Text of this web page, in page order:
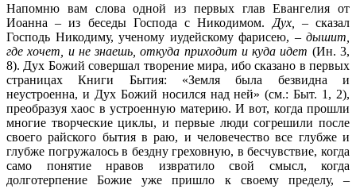
Напомню вам слова одной из первых глав Евангелия от
Иоанна – из беседы Господа с Никодимом. Дух,
– сказал
Господь Никодиму, ученому иудейскому фарисею, – дышит,
где хочет, и не знаешь, откуда приходит и куда идет (Ин. 3,
8). Дух Божий совершал творение мира, ибо сказано в первых
страницах Книги Бытия: «Земля была безвидна и
неустроенна, и Дух Божий носился над ней» (см.: Быт. 1, 2),
преобразуя хаос в устроенную материю. И вот, когда прошли
многие творческие циклы, и первые люди согрешили после
своего райского бытия в раю, и человечество все глубже и
глубже погружалось в бездну греховную, в бесчувствие, когда
само понятие нравов извратило свой смысл, когда
долготерпение Божие уже пришло к своему пределу, –